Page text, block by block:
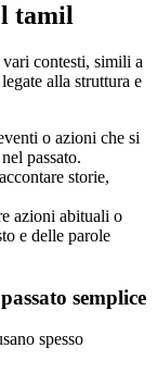
tamil
contesti, simili a
alla struttura e
o azioni che si
passato.
storie,
azioni abituali o
e delle parole
semplice
spesso